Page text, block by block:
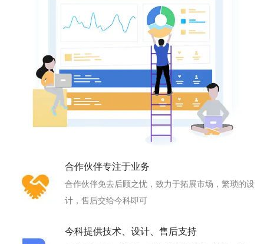
合作伙伴专注于业务
合作伙伴免去后顾之忧，致力于拓展市场，繁琐的设
计，售后交给今科即可
今科提供技术、设计、售后支持